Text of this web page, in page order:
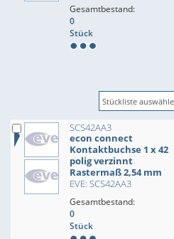
Gesamtbestand:
0
Stück
SCS42AA3
econ connect
Kontaktbuchse 1 x 42
polig verzinnt
Rastermaß 2,54 mm
EVE: SCS42AA3
Gesamtbestand:
0
Stück